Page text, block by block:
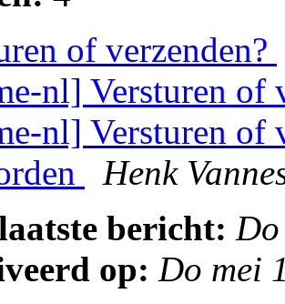
of verzenden?
nl] Versturen of
nl] Versturen of
Henk
bericht:
op: Do mei